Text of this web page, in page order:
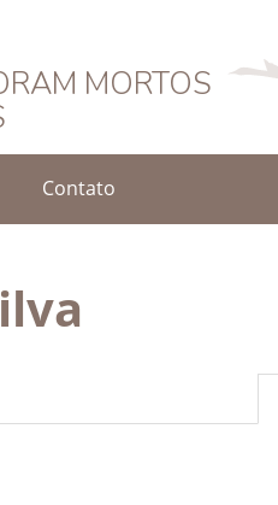
MORTOS
Contato